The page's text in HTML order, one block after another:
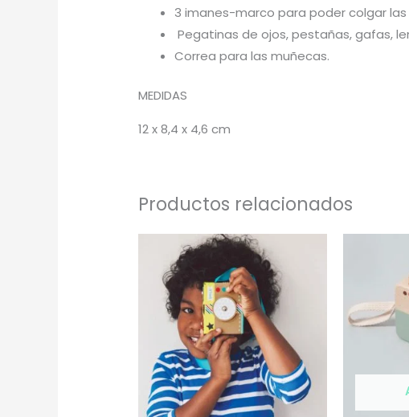
3 imanes-marco para poder colgar
Pegatinas de ojos, pestañas, gafas,
Correa para las muñecas.
MEDIDAS
12 x 8,4 x 4,6 cm
Productos relacionados